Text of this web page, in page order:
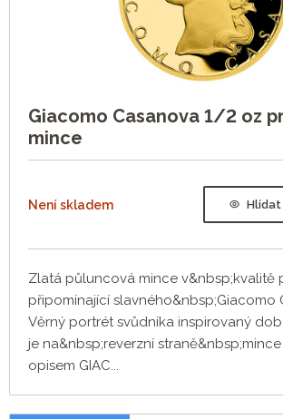
Giacomo Casanova 1/2 oz
mince
Není skladem
Zlatá půluncová mince v&nbsp;kvalitě
připomínající slavného&nbsp;Giacomo
Věrný portrét svůdníka inspirovaný
je na&nbsp;reverzní
opisem GIAC...